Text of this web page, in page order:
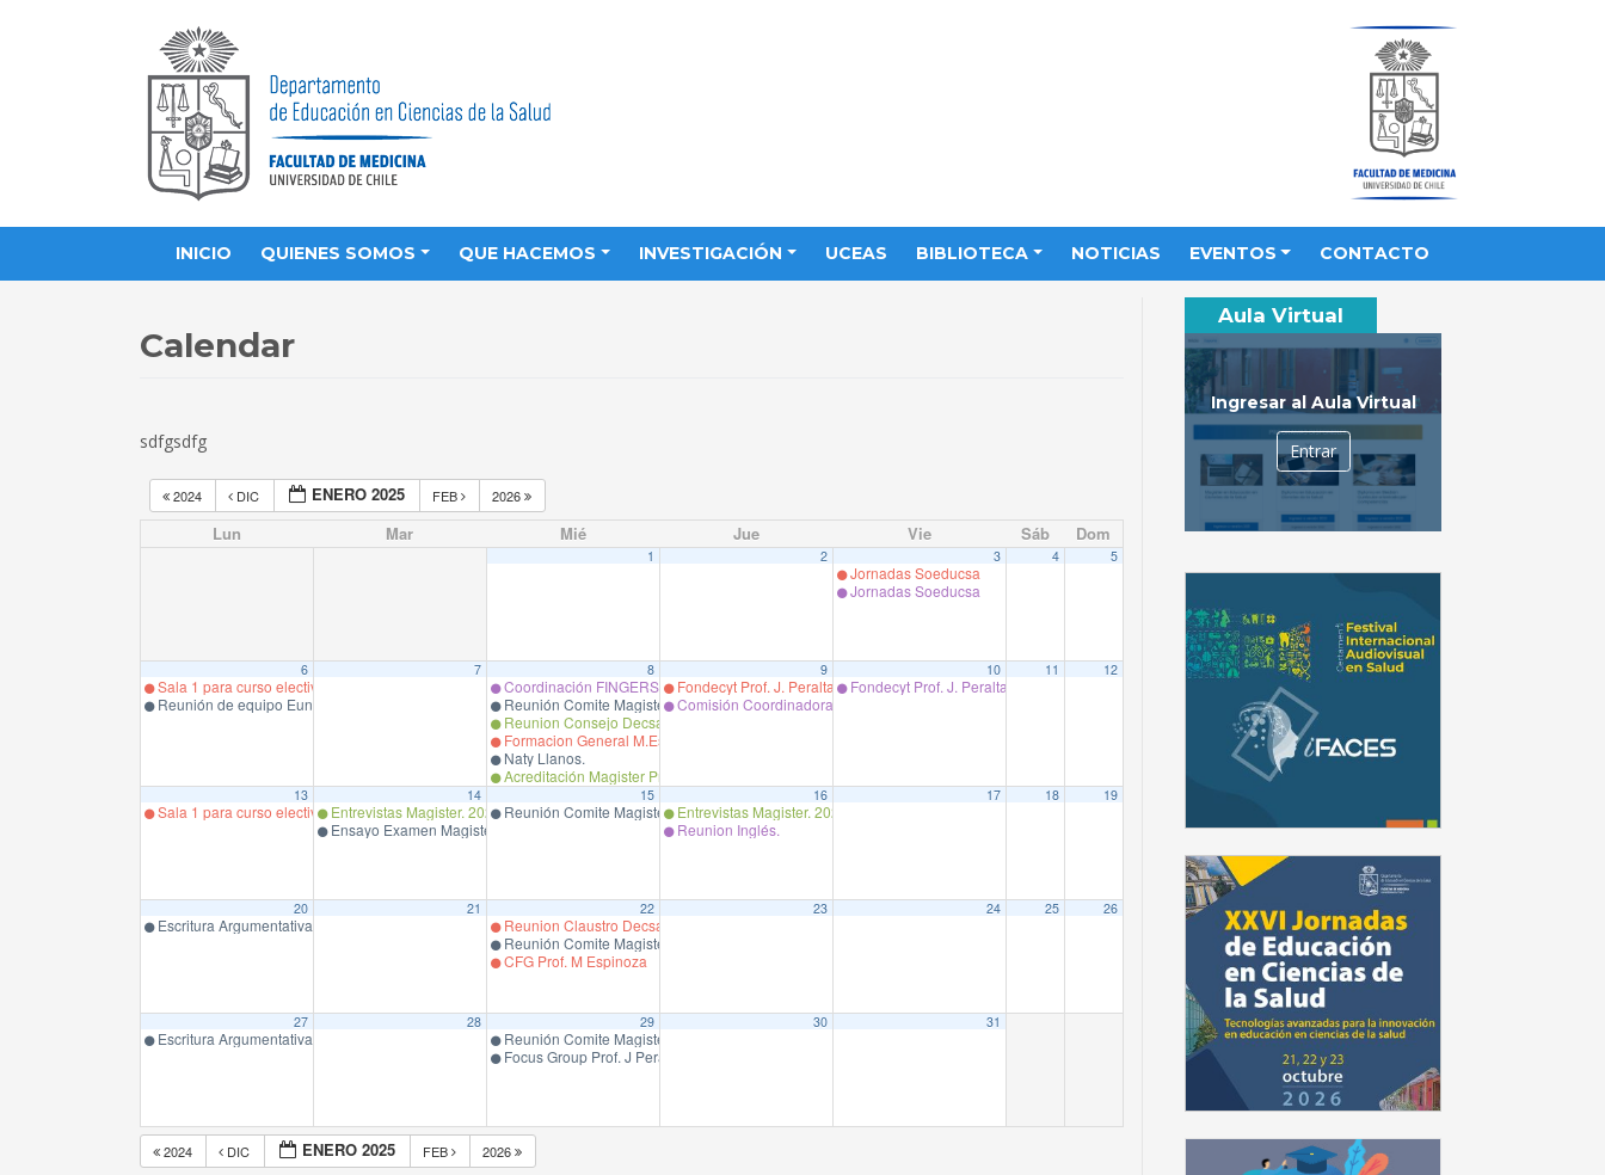
INICIO QUIENES SOMOS QUE HACEMOS INVESTIGACIÓN UCEAS BIBLIOTECA NOTICIAS EVENTOS CONTACTO
Calendar
sdfgsdfg
2024 DIC ENERO 2025 FEB 2026
Lun Mar Mié Jue Vie Sáb Dom
1 2 3
Jornadas Soeducsa
Jornadas Soeducsa
4 5
6
Sala 1 para curso electivo ABP Magister en Educación en Ciencias de la Salud
Reunión de equipo Eunacom.
7 8
Coordinación FINGERS-Chile Maira Moreno Coordinadora Proyecto LatAm FINGERS – Chile Hospital Clínico Universidad de Chile
Reunión Comite Magister.
Reunion Consejo Decsa
Formacion General M.Espinoza
Naty Llanos.
Acreditación Magister Prof. Marín.
9
Fondecyt Prof. J. Peralta
Comisión Coordinadora de Programas de Grados Académicos de la Escuela de Postgrado.
10
Fondecyt Prof. J. Peralta
11 12
13
Sala 1 para curso electivo ABP Magister en Educación en Ciencias de la Salud
14
Entrevistas Magister. 2025.
Ensayo Examen Magister.
15
Reunión Comite Magister.
16
Entrevistas Magister. 2025.
Reunion Inglés.
17 18 19
20
Escritura Argumentativa Elec.Mag. Prof. R.López
21 22
Reunion Claustro Decsa
Reunión Comite Magister.
CFG Prof. M Espinoza
23 24 25 26
27
Escritura Argumentativa Elec.Mag. Prof. R.López
28 29
Reunión Comite Magister.
Focus Group Prof. J Peralta.
30 31
2024 DIC ENERO 2025 FEB 2026
Aula Virtual
Ingresar al Aula Virtual
Entrar